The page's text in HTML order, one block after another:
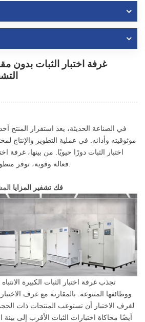
غرفة اختبار الثبات بدون
في الصناعة الحديثة، يعد استقرار المنتج
موثوقيته وأدائه. في عملية التطوير والإنتاج
اختبار الثبات دورًا حيويًا. من بينها، غرفة
1. فك تشفير المزايا
تجذب غرفة اختبار الثبات الكبيرة
ووظائفها المتنوعة. بالمقارنة مع غرف الاختبار
لغرف الاختبار أن تستوعب المنتجات ذات
أيضًا محاكاة اختبارات الثبات الأقرب إلى